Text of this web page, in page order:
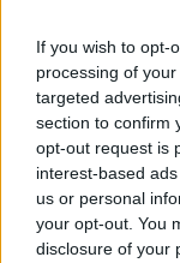
If you wish to opt-
processing of
targeted
section to confirm
opt-out request is
interest-based
us or personal
your opt-out. You
disclosure of your